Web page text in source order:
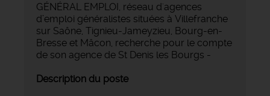
GÉNÉRAL EMPLOI, réseau d'agences
d’emploi généralistes situées à Villefranche
sur Saône, Tignieu-Jameyzieu, Bourg-en-
Bresse et Mâcon, recherche pour le compte
de son agence de St Denis les Bourgs -
Description du poste